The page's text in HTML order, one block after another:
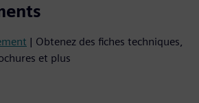
| Obtenez des fiches techniques,
et plus